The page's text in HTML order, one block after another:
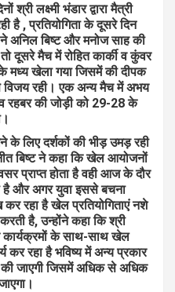
श्री लक्ष्मी भंडार द्वारा मैत्री
है , प्रतियोगिता के दूसरे दिन
अनिल बिष्ट और मनोज साह की
दूसरे मैच में रोहित कार्की व कुंवर
मध्य खेला गया जिसमें की दीपक
विजय रही। एक अन्य मैच में अभय
रहबर की जोड़ी को 29-28 के
के लिए दर्शकों की भीड़ उमड़ रही
बिष्ट ने कहा कि खेल आयोजनों
प्राप्त होता है वही आज के दौर
है और अगर युवा इससे बचना
रहा है खेल प्रतियोगिताएं नशे
है, उन्होंने कहा कि श्री
कार्यक्रमों के साथ-साथ खेल
कर रहा है भविष्य में अन्य प्रकार
की जाएगी जिसमें अधिक से अधिक